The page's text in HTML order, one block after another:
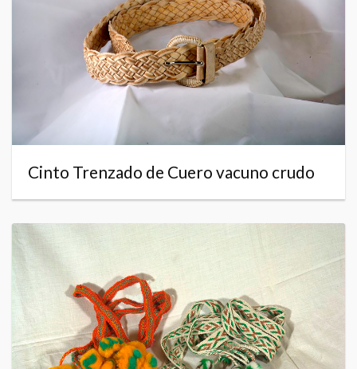
Cinto Trenzado de Cuero vacuno crudo